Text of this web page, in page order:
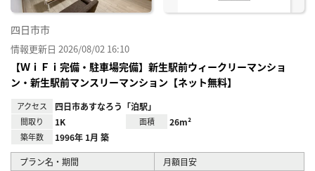
四日市市
情報更新日 2026/08/02 16:10
【ＷｉＦｉ完備・駐車場完備】新生駅前ウィークリーマンショ
ン・新生駅前マンスリーマンション【ネット無料】
アクセス 四日市あすなろう「泊駅」
間取り 1K 面積 26m²
築年数 1996年 1月 築
プラン名・期間 月額目安